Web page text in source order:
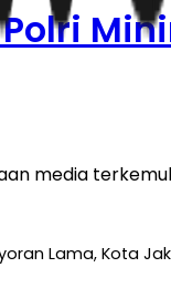
media
Lama, Kota